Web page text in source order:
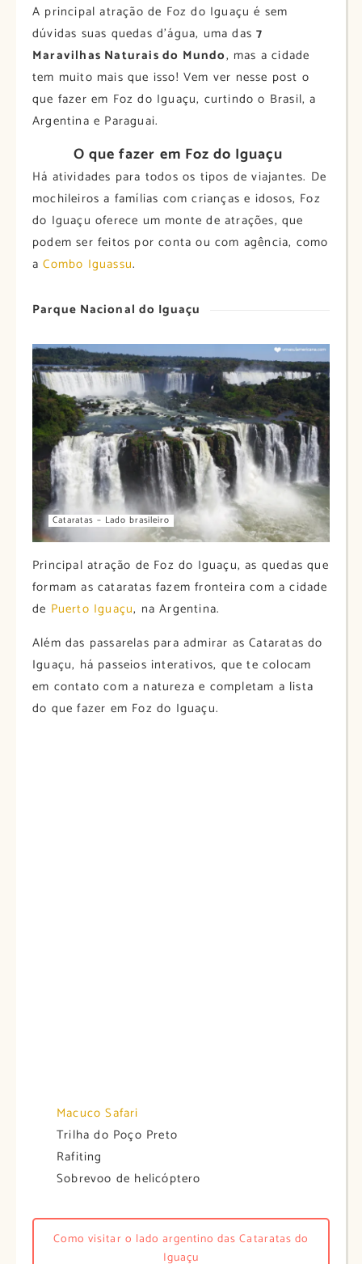
A principal atração de Foz do Iguaçu é sem
dúvidas suas quedas d’água, uma das7
Maravilhas Naturais do Mundo, mas a cidade
tem muito mais que isso! Vem ver nesse post o
que fazer em Foz do Iguaçu, curtindo o Brasil, a
Argentina e Paraguai.
O que fazer em Foz do Iguaçu
Há atividades para todos os tipos de viajantes. De
mochileiros a famílias com crianças e idosos, Foz
do Iguaçu oferece um monte de atrações, que
podem ser feitos por conta ou com agência, como
aCombo Iguassu.
Parque Nacional do Iguaçu
Cataratas – Lado brasileiro
Principal atração de Foz do Iguaçu, as quedas que
formam as cataratas fazem fronteira com a cidade
de Puerto Iguaçu, na Argentina.
Além das passarelas para admirar as Cataratas do
Iguaçu, há passeios interativos, que te colocam
em contato com a natureza e completam a lista
do que fazer em Foz do Iguaçu.
Macuco Safari
Trilha do Poço Preto
Rafiting
Sobrevoo de helicóptero
Como visitar o lado argentino das Cataratas do
Iguaçu